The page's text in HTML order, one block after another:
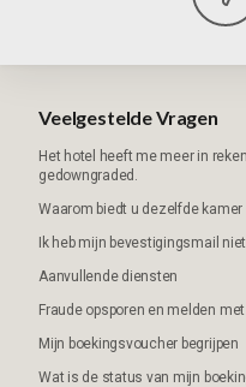
Veelgestelde Vragen
Het hotel heeft me meer in
gedowngraded.
Waarom biedt u dezelfde
Ik heb mijn bevestigingsmail
Aanvullende diensten
Fraude opsporen en melden
Mijn boekingsvoucher begrijpen
Wat is de status van mijn